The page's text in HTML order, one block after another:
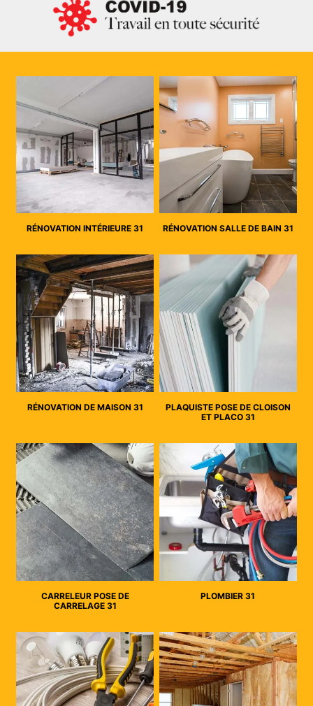
RÉNOVATION INTÉRIEURE 31 RÉNOVATION SALLE DE BAIN 31
RÉNOVATION DE MAISON 31
PLAQUISTE POSE DE CLOISON
ET PLACO 31
CARRELEUR POSE DE
CARRELAGE 31
PLOMBIER 31